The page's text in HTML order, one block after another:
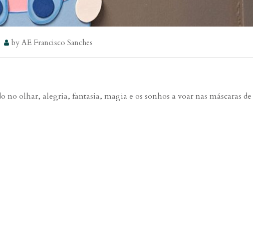
by AE Francisco Sanches
olhar, alegria, fantasia, magia e os sonhos a voar nas máscaras